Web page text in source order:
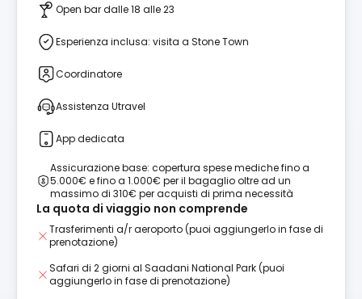
Open bar dalle 18 alle 23
Esperienza inclusa: visita a Stone Town
Coordinatore
Assistenza Utravel
App dedicata
Assicurazione base: copertura spese mediche fino a
5.000€ e fino a 1.000€ per il bagaglio oltre ad un
massimo di 310€ per acquisti di prima necessità
La quota di viaggio non comprende
Trasferimenti a/r aeroporto (puoi aggiungerlo in fase di
prenotazione)
Safari di 2 giorni al Saadani National Park (puoi
aggiungerlo in fase di prenotazione)